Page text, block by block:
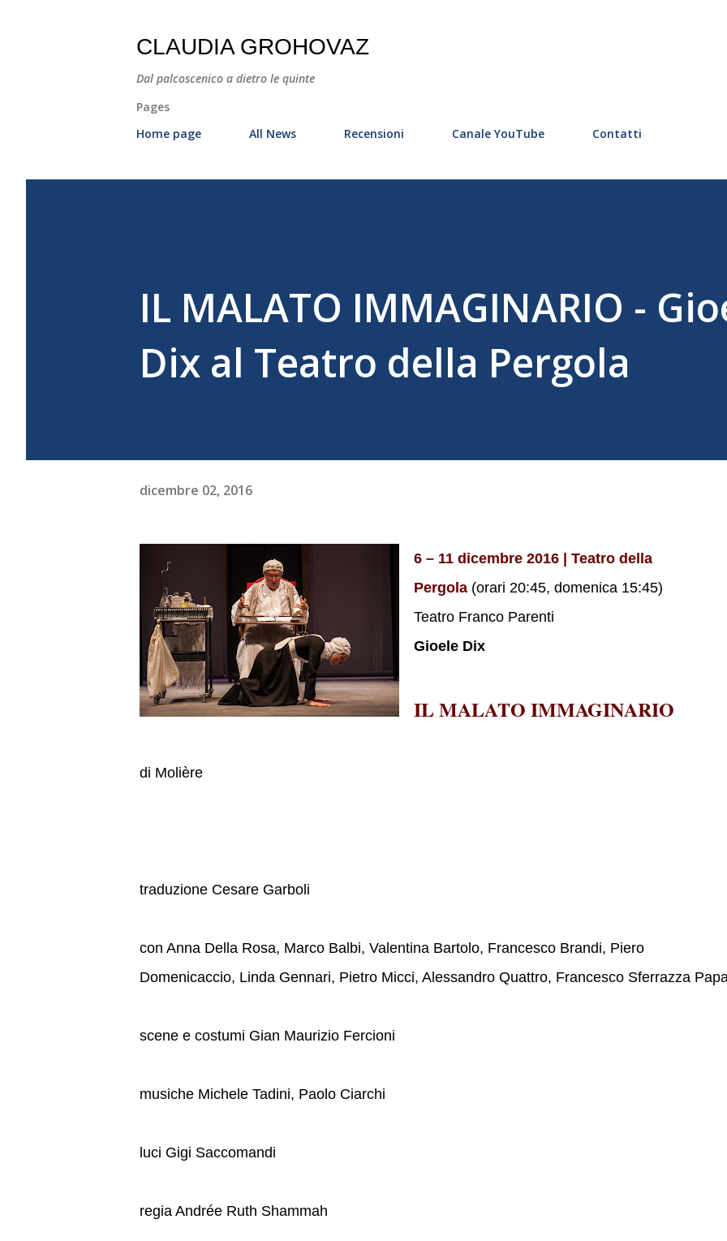
CLAUDIA GROHOVAZ
Dal palcoscenico a dietro le quinte
Pages
Home page
All News Recensioni Canale YouTube Contatti
IL MALATO IMMAGINARIO -
Dix al Teatro della Pergola
dicembre 02, 2016
6 – 11 dicembre 2016 | Teatro della
Pergola (orari 20:45, domenica 15:45)
Teatro Franco Parenti
Gioele Dix
IL MALATO IMMAGINARIO
di Molière
traduzione Cesare Garboli
con Anna Della Rosa, Marco Balbi, Valentina Bartolo, Francesco Brandi, Piero
Domenicaccio, Linda Gennari, Pietro Micci, Alessandro Quattro, Francesco Sferrazza
scene e costumi Gian Maurizio Fercioni
musiche Michele Tadini, Paolo Ciarchi
luci Gigi Saccomandi
regia Andrée Ruth Shammah